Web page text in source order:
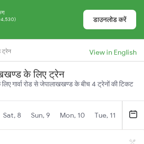
डाउनलोड करें
ट्रेन View in English
के लिए ट्रेन
गार्वा रोड से जेपालाखखण्ड के बीच 4 ट्रेनों की टिकट
Sat, 8 Sun, 9 Mon, 10 Tue, 11